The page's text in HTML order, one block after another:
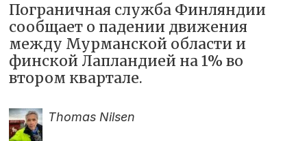
Пограничная служба Финляндии
сообщает о падении движения
между Мурманской области и
финской Лапландией на 1% во
втором квартале.
Thomas Nilsen